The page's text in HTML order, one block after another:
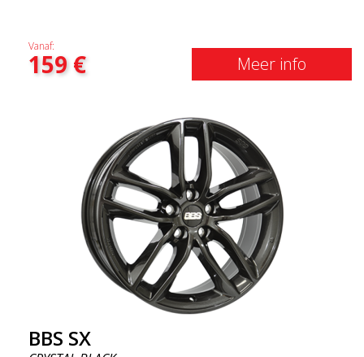
Vanaf:
159€ Meer info
BBS SX